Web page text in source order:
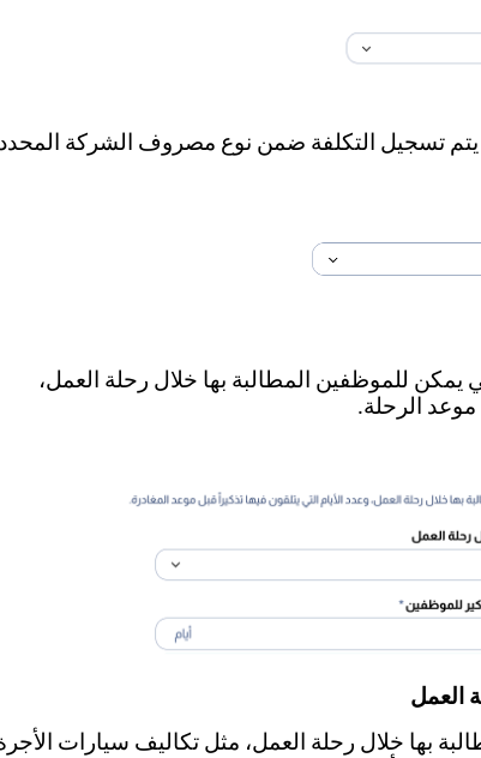
يتم تسجيل التكلفة ضمن نوع مصروف الشركة
يمكن للموظفين المطالبة بها خلال رحلة العمل،
موعد الرحلة.
العمل
بها خلال رحلة العمل، مثل تكاليف سيارات